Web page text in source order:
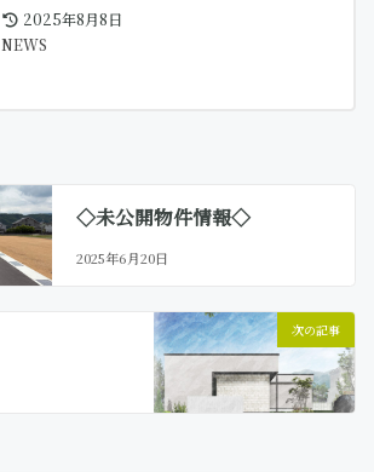
最
終
2025年8月8日
NEWS
◇未公開物件情報◇
2025年6月20日
次の記事